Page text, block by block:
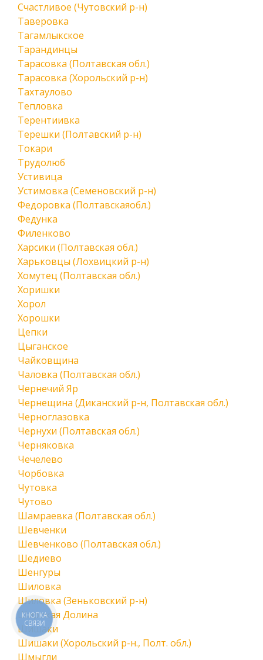
Счастливое (Чутовский р-н)
Таверовка
Тагамлыкское
Тарандинцы
Тарасовка (Полтавская обл.)
Тарасовка (Хорольский р-н)
Тахтаулово
Тепловка
Терентиивка
Терешки (Полтавский р-н)
Токари
Трудолюб
Устивица
Устимовка (Семеновский р-н)
Федоровка (Полтавскаяобл.)
Федунка
Филенково
Харсики (Полтавская обл.)
Харьковцы (Лохвицкий р-н)
Хомутец (Полтавская обл.)
Хоришки
Хорол
Хорошки
Цепки
Цыганское
Чайковщина
Чаловка (Полтавская обл.)
Чернечий Яр
Чернещина (Диканский р-н, Полтавская обл.)
Черноглазовка
Чернухи (Полтавская обл.)
Черняковка
Чечелево
Чорбовка
Чутовка
Чутово
Шамраевка (Полтавская обл.)
Шевченки
Шевченково (Полтавская обл.)
Шедиево
Шенгуры
Шиловка
Шиловка (Зеньковский р-н)
Широкая Долина
Шишаки
Шишаки (Хорольский р-н., Полт. обл.)
Шмыгли
КНОПКА
СВЯЗИ